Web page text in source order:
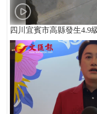
四川宜賓市高縣發生